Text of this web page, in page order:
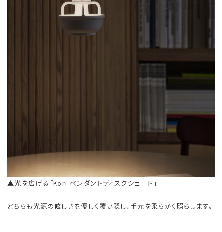
▲光を広げる「Kori ペンダントディスクシェード」
どちらも光源の眩しさを優しく覆い隠し、手元を柔らかく照らします。